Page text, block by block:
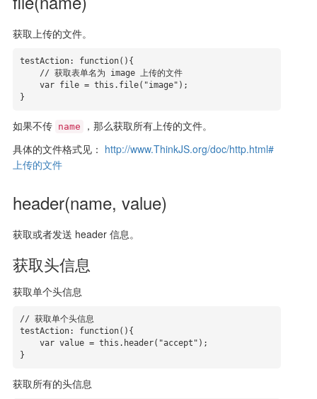
获取上传的文件。
testAction: function(){
}
如果不传 name
，那么获取所有上传的文件。
具体的文件格式见： http://www.ThinkJS.org/doc/http.html#
上传的文件
header(name, value)
获取或者发送 header 信息。
获取头信息
获取单个头信息
// 获取单个头信息
testAction: function(){
}
获取所有的头信息